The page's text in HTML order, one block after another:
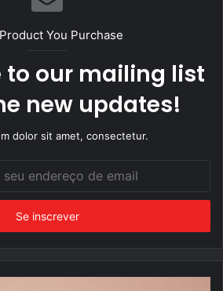
You Purchase
to our mailing list
new updates!
dolor sit amet, consectetur.